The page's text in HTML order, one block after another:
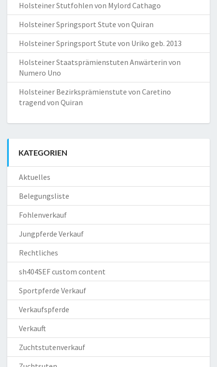
Holsteiner Stutfohlen von Mylord Cathago
Holsteiner Springsport Stute von Quiran
Holsteiner Springsport Stute von Uriko geb. 2013
Holsteiner Staatsprämienstuten Anwärterin von
Numero Uno
Holsteiner Bezirksprämienstute von Caretino
tragend von Quiran
KATEGORIEN
Aktuelles
Belegungsliste
Fohlenverkauf
Jungpferde Verkauf
Rechtliches
sh404SEF custom content
Sportpferde Verkauf
Verkaufspferde
Verkauft
Zuchtstutenverkauf